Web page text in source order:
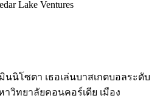
Lake Ventures
นนิโซตา เธอเล่นบาสเกตบอลระดับ
วิทยาลัยคอนคอร์เดีย เมือง